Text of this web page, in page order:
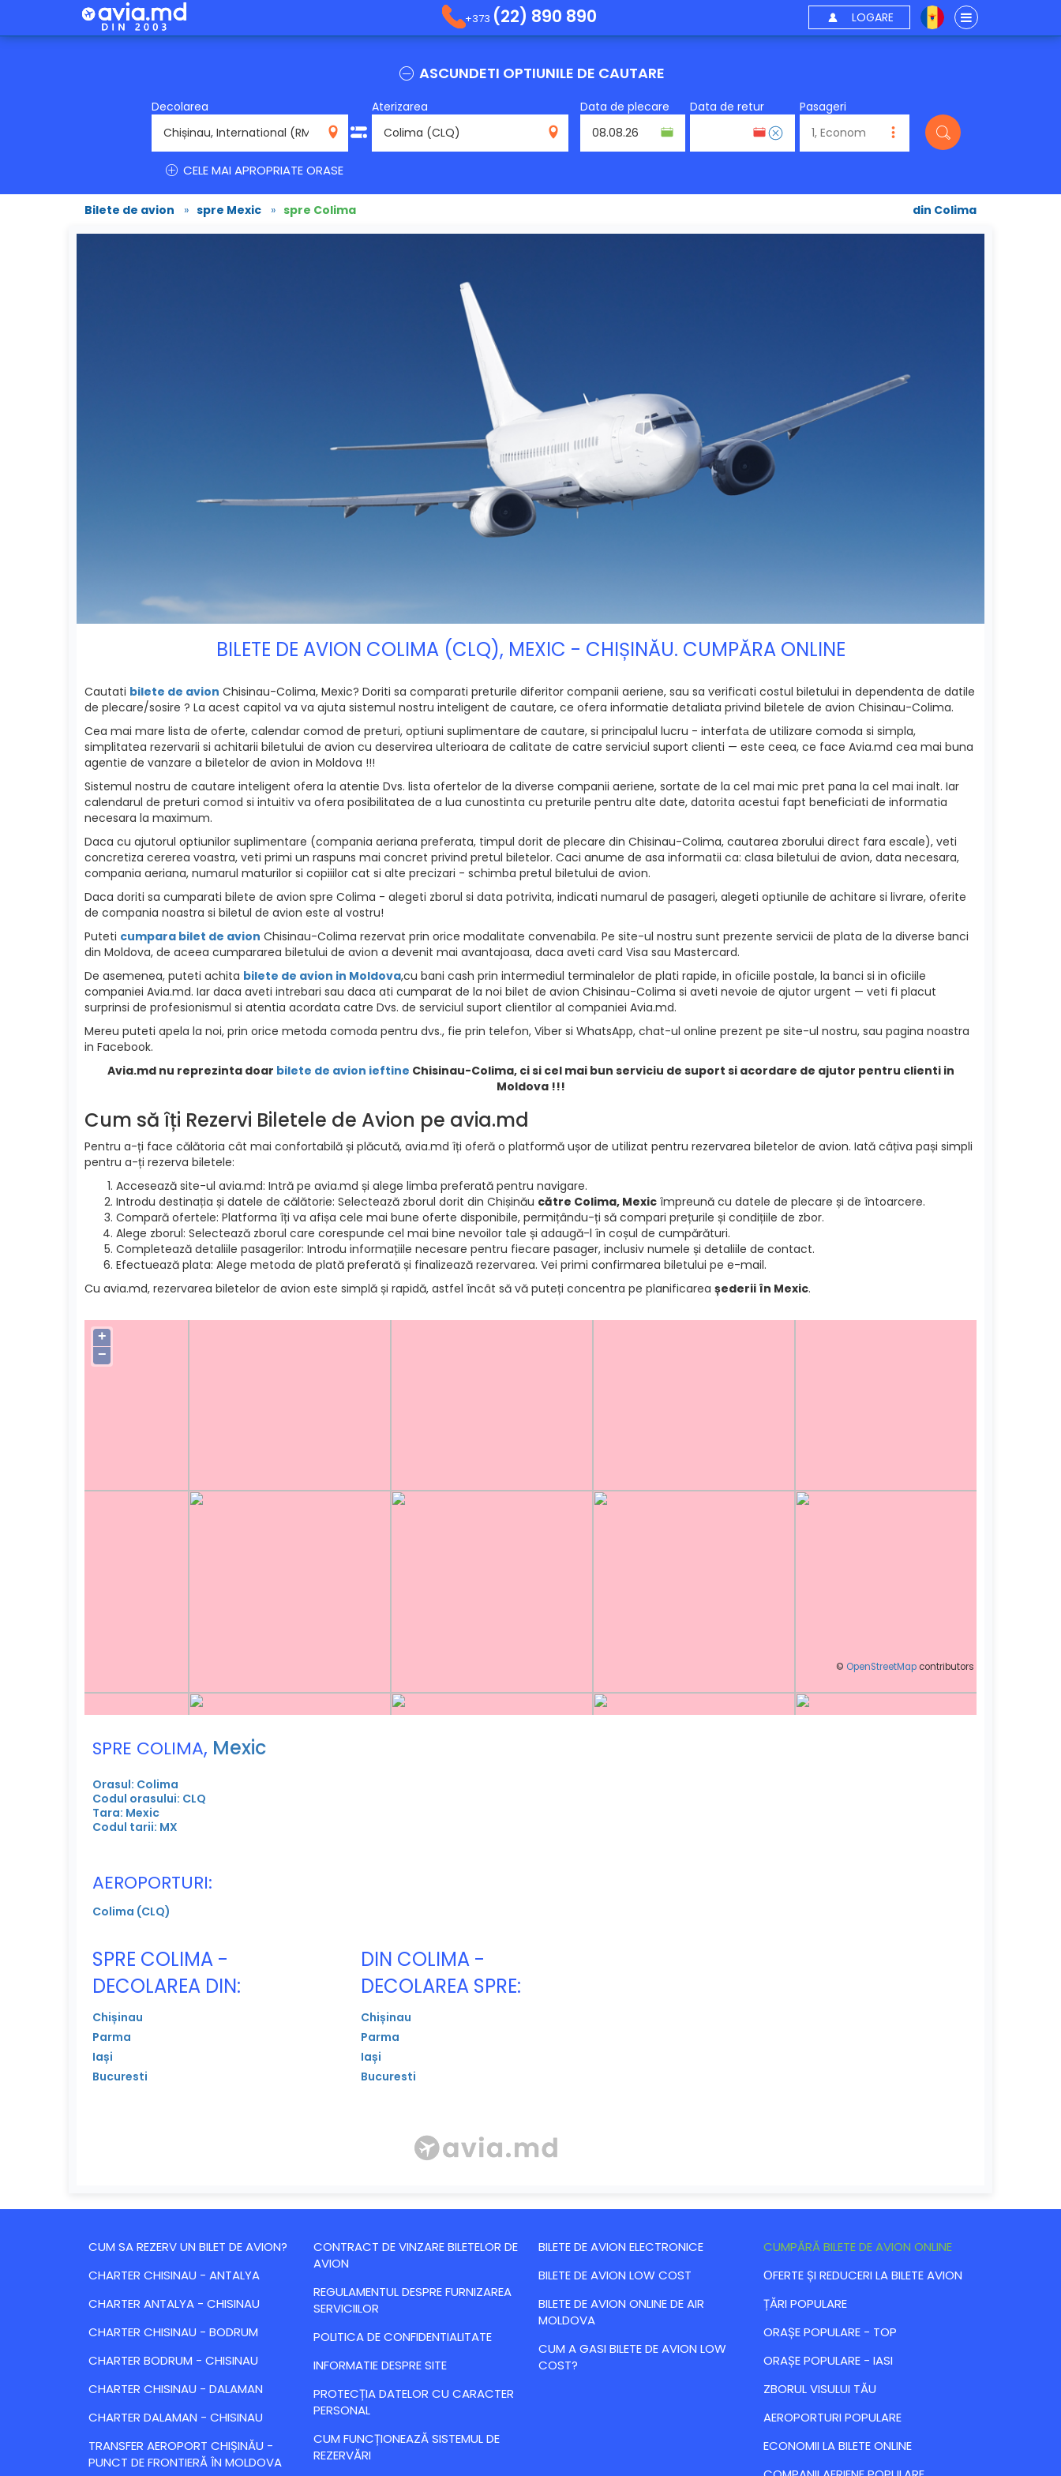
+373 (22) 890 890 LOGARE
ASCUNDETI OPTIUNILE DE CAUTARE
Decolarea
RMO
Aterizarea
Data de plecare Data de retur Pasageri
CELE MAI APROPRIATE ORASE
Bilete de avion » spre Mexic » spre Colima din Colima
BILETE DE AVION COLIMA (CLQ), MEXIC - CHIȘINĂU. CUMPĂRA ONLINE
Cautati bilete de avion Chisinau-Colima, Mexic? Doriti sa comparati preturile diferitor companii aeriene, sau sa verificati costul biletului in dependenta de datile
de plecare/sosire ? La acest capitol va va ajuta sistemul nostru inteligent de cautare, ce ofera informatie detaliata privind biletele de avion Chisinau-Colima.
Cea mai mare lista de oferte, calendar comod de preturi, optiuni suplimentare de cautare, si principalul lucru - interfatа de utilizare comoda si simpla,
simplitatea rezervarii si achitarii biletului de avion cu deservirea ulterioara de calitate de catre serviciul suport clienti — este ceea, ce face Avia.md cea mai buna
agentie de vanzare a biletelor de avion in Moldova !!!
Sistemul nostru de cautare inteligent ofera la atentie Dvs. lista ofertelor de la diverse companii aeriene, sortate de la cel mai mic pret pana la cel mai inalt. Iar
calendarul de preturi comod si intuitiv va ofera posibilitatea de a lua cunostinta cu preturile pentru alte date, datorita acestui fapt beneficiati de informatia
necesara la maximum.
Daca cu ajutorul optiunilor suplimentare (compania aeriana preferata, timpul dorit de plecare din Chisinau-Colima, cautarea zborului direct fara escale), veti
concretiza cererea voastra, veti primi un raspuns mai concret privind pretul biletelor. Caci anume de asa informatii ca: clasa biletului de avion, data necesara,
compania aeriana, numarul maturilor si copiiilor cat si alte precizari - schimba pretul biletului de avion.
Daca doriti sa cumparati bilete de avion spre Colima - alegeti zborul si data potrivita, indicati numarul de pasageri, alegeti optiunile de achitare si livrare, oferite
de compania noastra si biletul de avion este al vostru!
Puteti cumpara bilet de avion Chisinau-Colima rezervat prin orice modalitate convenabila. Pe site-ul nostru sunt prezente servicii de plata de la diverse banci
din Moldova, de aceea cumpararea biletului de avion a devenit mai avantajoasa, daca aveti card Visa sau Mastercard.
De asemenea, puteti achita bilete de avion in Moldova,cu bani cash prin intermediul terminalelor de plati rapide, in oficiile postale, la banci si in oficiile
companiei Avia.md. Iar daca aveti intrebari sau daca ati cumparat de la noi bilet de avion Chisinau-Colima si aveti nevoie de ajutor urgent — veti fi placut
surprinsi de profesionismul si atentia acordata catre Dvs. de serviciul suport clientilor al companiei Avia.md.
Mereu puteti apela la noi, prin orice metoda comoda pentru dvs., fie prin telefon, Viber si WhatsApp, chat-ul online prezent pe site-ul nostru, sau pagina noastra
in Facebook.
Avia.md nu reprezinta doar bilete de avion ieftine Chisinau-Colima, ci si cel mai bun serviciu de suport si acordare de ajutor pentru clienti in
Moldova !!!
Cum să îți Rezervi Biletele de Avion pe avia.md
Pentru a-ți face călătoria cât mai confortabilă și plăcută, avia.md îți oferă o platformă ușor de utilizat pentru rezervarea biletelor de avion. Iată câțiva pași simpli
pentru a-ți rezerva biletele:
Accesează site-ul avia.md: Intră pe avia.md și alege limba preferată pentru navigare.
Introdu destinația și datele de călătorie: Selectează zborul dorit din Chișinău către Colima, Mexic împreună cu datele de plecare și de întoarcere.
Compară ofertele: Platforma îți va afișa cele mai bune oferte disponibile, permițându-ți să compari prețurile și condițiile de zbor.
Alege zborul: Selectează zborul care corespunde cel mai bine nevoilor tale și adaugă-l în coșul de cumpărături.
Completează detaliile pasagerilor: Introdu informațiile necesare pentru fiecare pasager, inclusiv numele și detaliile de contact.
Efectuează plata: Alege metoda de plată preferată și finalizează rezervarea. Vei primi confirmarea biletului pe e-mail.
Cu avia.md, rezervarea biletelor de avion este simplă și rapidă, astfel încât să vă puteți concentra pe planificarea șederii în Mexic.
+
−
© OpenStreetMap contributors
SPRE COLIMA, Mexic
Orasul: Colima
Codul orasului: CLQ
Tara: Mexic
Codul tarii: MX
AEROPORTURI:
Colima (CLQ)
SPRE COLIMA -
DECOLAREA DIN:
Chișinau
Parma
Iași
Bucuresti
DIN COLIMA -
DECOLAREA SPRE:
Chișinau
Parma
Iași
Bucuresti
CUM SA REZERV UN BILET DE AVION?
CHARTER CHISINAU - ANTALYA
CHARTER ANTALYA - CHISINAU
CHARTER CHISINAU - BODRUM
CHARTER BODRUM - CHISINAU
CHARTER CHISINAU - DALAMAN
CHARTER DALAMAN - CHISINAU
TRANSFER AEROPORT CHIȘINĂU -
PUNCT DE FRONTIERĂ ÎN MOLDOVA
CONTRACT DE VINZARE BILETELOR DE
AVION
REGULAMENTUL DESPRE FURNIZAREA
SERVICIILOR
POLITICA DE CONFIDENTIALITATE
INFORMATIE DESPRE SITE
PROTECȚIA DATELOR CU CARACTER
PERSONAL
CUM FUNCȚIONEAZĂ SISTEMUL DE
REZERVĂRI
BILETE DE AVION ELECTRONICE
BILETE DE AVION LOW COST
BILETE DE AVION ONLINE DE AIR
MOLDOVA
CUM A GASI BILETE DE AVION LOW
COST?
CUMPĂRĂ BILETE DE AVION ONLINE
ОFERTE ȘI REDUCERI LA BILETE AVION
ȚĂRI POPULARE
ORAȘE POPULARE - TOP
ORAȘE POPULARE - IASI
ZBORUL VISULUI TĂU
AEROPORTURI POPULARE
ECONOMII LA BILETE ONLINE